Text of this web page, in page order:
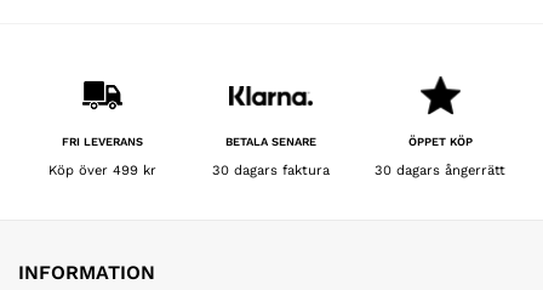
FRI LEVERANS
Köp över 499 kr
BETALA SENARE
30 dagars faktura
ÖPPET KÖP
30 dagars ångerrätt
INFORMATION